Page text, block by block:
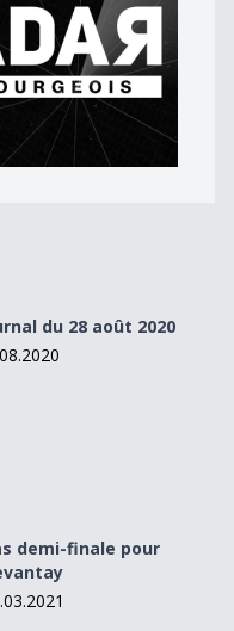
du 28 août 2020
demi-finale pour